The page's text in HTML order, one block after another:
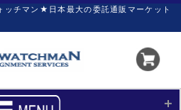
ッチマン★日本最大の委託通販マーケット